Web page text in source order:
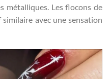
métalliques. Les flocons de
avec une sensation